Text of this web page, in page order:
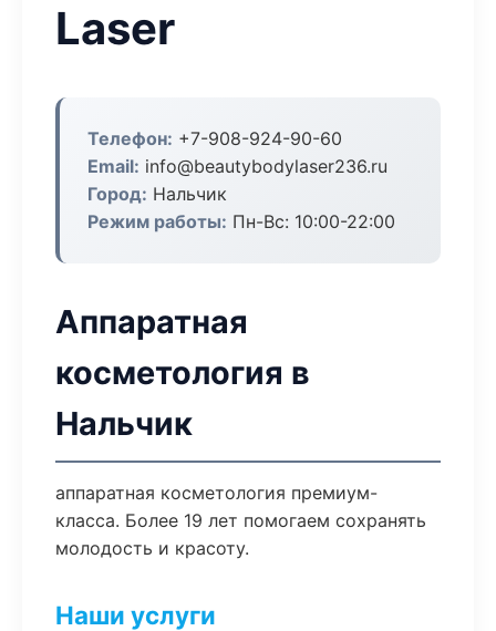
Laser
Телефон: +7-908-924-90-60
Email: info@beautybodylaser236.ru
Город: Нальчик
Режим работы: Пн-Вс: 10:00-22:00
Аппаратная
косметология в
Нальчик
аппаратная косметология премиум-
класса. Более 19 лет помогаем сохранять
молодость и красоту.
Наши услуги